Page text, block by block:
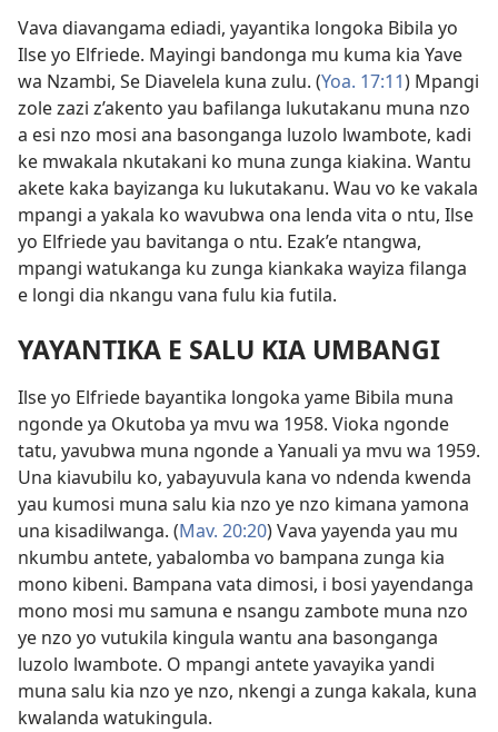
Vava diavangama ediadi, yayantika longoka Bibila yo
Ilse yo Elfriede. Mayingi bandonga mu kuma kia Yave
wa Nzambi, Se Diavelela kuna zulu. (Yoa. 17:11) Mpangi
zole zazi z’akento yau bafilanga lukutakanu muna nzo
a esi nzo mosi ana basonganga luzolo lwambote, kadi
ke mwakala nkutakani ko muna zunga kiakina. Wantu
akete kaka bayizanga ku lukutakanu. Wau vo ke vakala
mpangi a yakala ko wavubwa ona lenda vita o ntu, Ilse
yo Elfriede yau bavitanga o ntu. Ezak’e ntangwa,
mpangi watukanga ku zunga kiankaka wayiza filanga
e longi dia nkangu vana fulu kia futila.
YAYANTIKA E SALU KIA UMBANGI
Ilse yo Elfriede bayantika longoka yame Bibila muna
ngonde ya Okutoba ya mvu wa 1958. Vioka ngonde
tatu, yavubwa muna ngonde a Yanuali ya mvu wa 1959.
Una kiavubilu ko, yabayuvula kana vo ndenda kwenda
yau kumosi muna salu kia nzo ye nzo kimana yamona
una kisadilwanga. (Mav. 20:20) Vava yayenda yau mu
nkumbu antete, yabalomba vo bampana zunga kia
mono kibeni. Bampana vata dimosi, i bosi yayendanga
mono mosi mu samuna e nsangu zambote muna nzo
ye nzo yo vutukila kingula wantu ana basonganga
luzolo lwambote. O mpangi antete yavayika yandi
muna salu kia nzo ye nzo, nkengi a zunga kakala, kuna
kwalanda watukingula.